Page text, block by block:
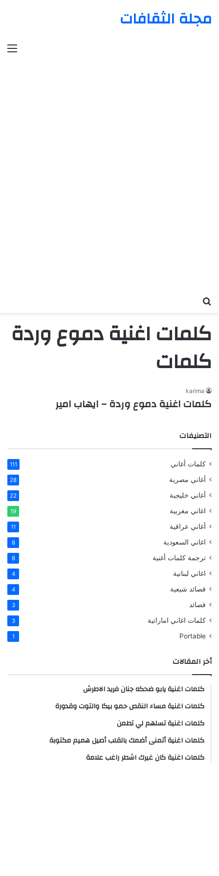
مجلة الثقافات
كلمات اغنية دموع وردة
كلمات
karima
كلمات اغنية دموع وردة – ايهاب امير
التصنيفات
كلمات أغاني 111
أغاني مصرية 28
أغاني خليجية 22
اغاني مغربية 19
أغاني عراقية 11
اغاني السعودية 8
ترجمة كلمات أغنية 8
اغاني لبنانية 4
قصائد شيعية 4
قصائد 3
كلمات اغاني اماراتية 3
Portable
1
أخر المقالات
كلمات اغنية يابو ضحكه جنان فريد الاطرش
كلمات اغنية مساء النقص حمو بيكا والتوت وقدورة
كلمات اغنية تسلهم لي تطمن
كلمات اغنية أتمنى أضمك بالقلب أصيل هميم مكتوبة
كلمات اغنية كان غيرك اشطر راغب علامة